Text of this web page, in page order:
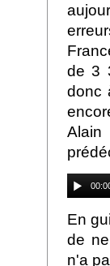
de 3
donc
En
de
n'a